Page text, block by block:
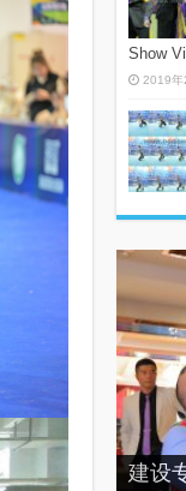
Show
2019年
建设
“震”
建设